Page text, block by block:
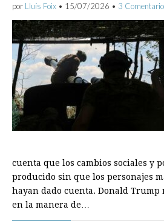
por Lluís Foix • 15/07/2026 • 3
cuenta que los cambios sociales y
producido sin que los personajes
hayan dado cuenta. Donald Trump
en la manera de…